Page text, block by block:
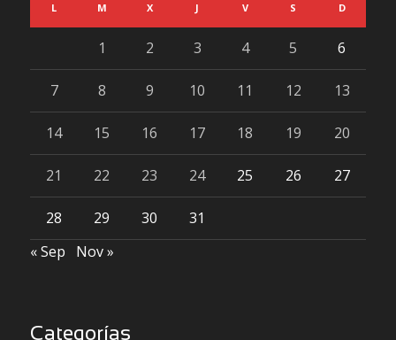
L M X J V S D
1 2 3 4 5 6
7 8 9 10 11 12 13
14 15 16 17 18 19 20
21 22 23 24 25 26 27
28 29 30
31
« Sep
Nov »
Categorías